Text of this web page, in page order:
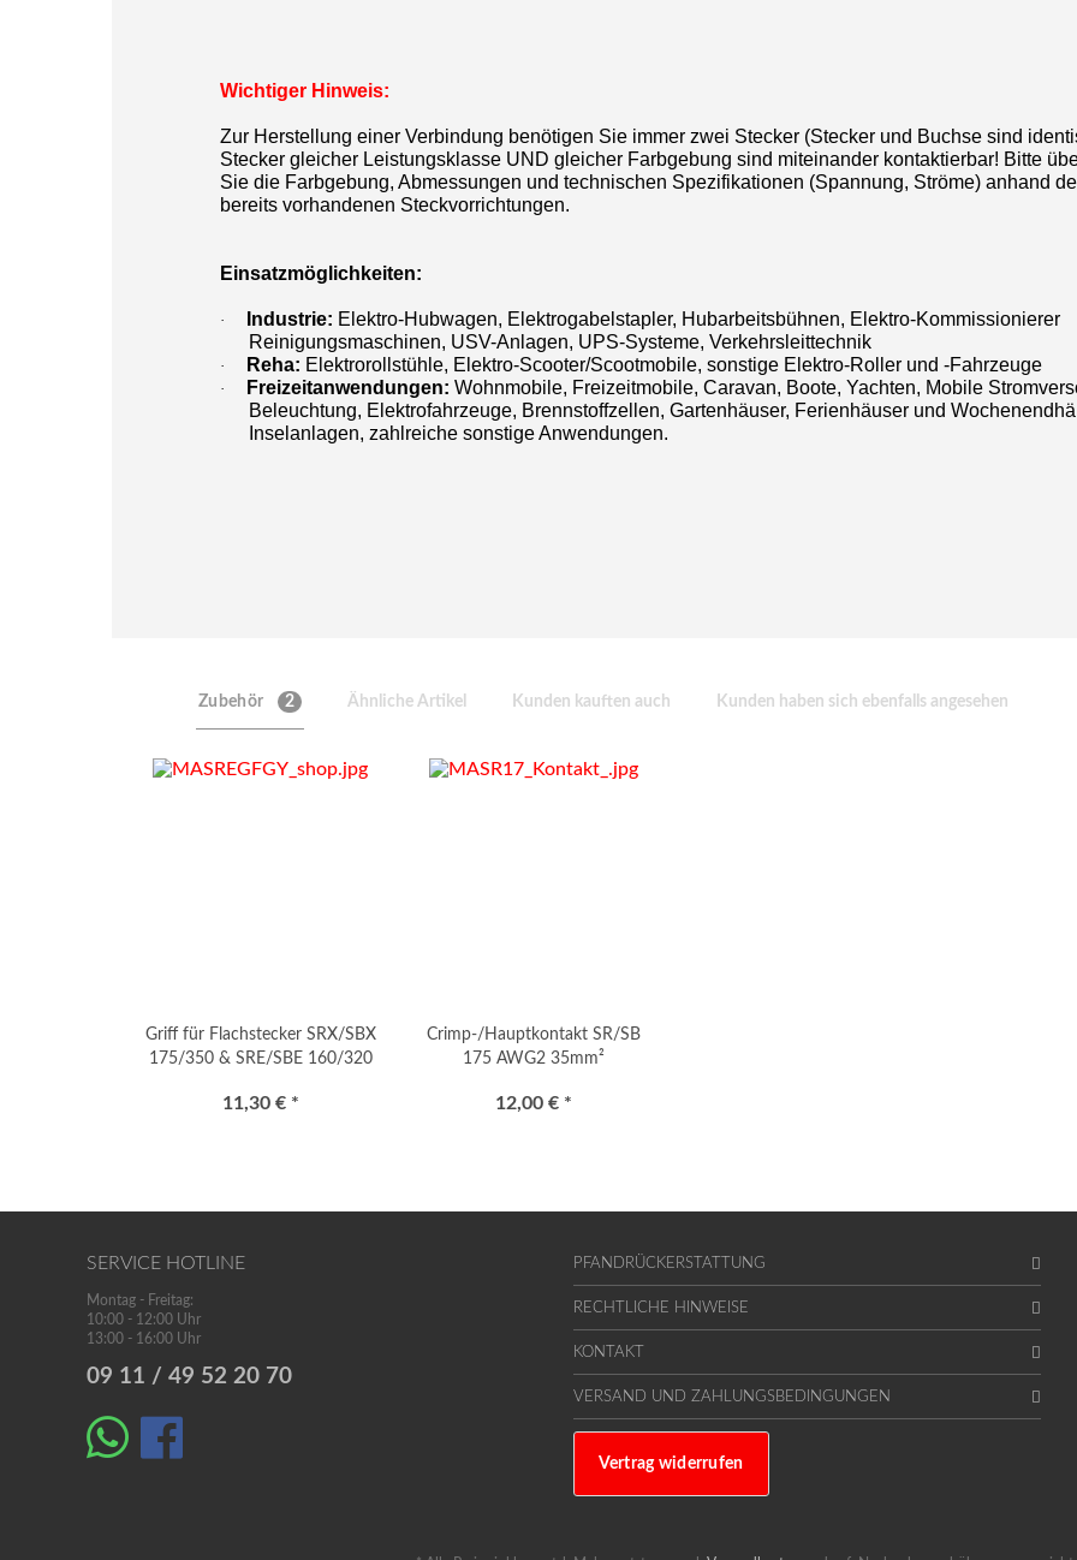
Wichtiger Hinweis:
Zur Herstellung einer Verbindung benötigen Sie immer zwei Stecker (Stecker und Buchse sind
Stecker gleicher Leistungsklasse UND gleicher Farbgebung sind miteinander kontaktierbar! Bitte
Sie die Farbgebung, Abmessungen und technischen Spezifikationen (Spannung, Ströme) anhand
bereits vorhandenen Steckvorrichtungen.
Einsatzmöglichkeiten:
· Industrie: Elektro-Hubwagen, Elektrogabelstapler, Hubarbeitsbühnen, Elektro-Kommissionierer
Reinigungsmaschinen, USV-Anlagen, UPS-Systeme, Verkehrsleittechnik
· Reha: Elektrorollstühle, Elektro-Scooter/Scootmobile, sonstige Elektro-Roller und -Fahrzeuge
· Freizeitanwendungen: Wohnmobile, Freizeitmobile, Caravan, Boote, Yachten, Mobile
Beleuchtung, Elektrofahrzeuge, Brennstoffzellen, Gartenhäuser, Ferienhäuser und
Inselanlagen, zahlreiche sonstige Anwendungen.
Zubehör 2 Ähnliche Artikel Kunden kauften auch Kunden haben sich ebenfalls angesehen
Griff für Flachstecker SRX/SBX
175/350 & SRE/SBE 160/320
11,30 € *
Crimp-/Hauptkontakt SR/SB
175 AWG2 35mm²
12,00 € *
SERVICE HOTLINE
Montag - Freitag:
10:00 - 12:00 Uhr
13:00 - 16:00 Uhr
09 11 / 49 52 20 70
PFANDRÜCKERSTATTUNG
RECHTLICHE HINWEISE
KONTAKT
VERSAND UND ZAHLUNGSBEDINGUNGEN
Vertrag widerrufen